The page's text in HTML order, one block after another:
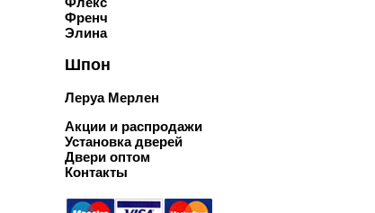
Френч
Элина
Шпон
Леруа Мерлен
Акции и распродажи
Установка дверей
Двери оптом
Контакты